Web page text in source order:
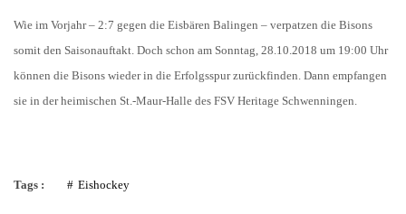
Wie im Vorjahr – 2:7 gegen die Eisbären Balingen – verpatzen die Bisons
somit den Saisonauftakt. Doch schon am Sonntag, 28.10.2018 um 19:00 Uhr
können die Bisons wieder in die Erfolgsspur zurückfinden. Dann empfangen
sie in der heimischen St.-Maur-Halle des FSV Heritage Schwenningen.
Tags : Eishockey